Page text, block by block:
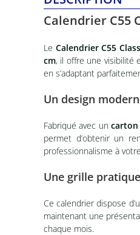
Calendrier C55
Le Calendrier C55
cm, il offre une visibilité
en s’adaptant
Un design
Fabriqué avec un carton
permet d’obtenir un
professionnalisme à
Une grille
Ce calendrier dispose
maintenant une
chaque mois.